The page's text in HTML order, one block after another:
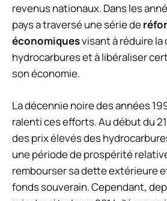
revenus nationaux. Dans les
pays a traversé une série de
économiquesvisant à réduire
hydrocarbures et à libéraliser
son économie.
La décennie noire des années
ralenti ces efforts. Au début du
des prix élevés des
une période de prospérité
rembourser sa dette extérieure
fonds souverain. Cependant,